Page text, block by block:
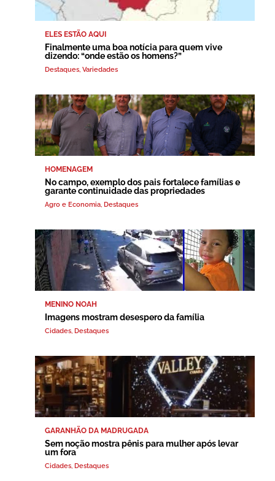
ELES ESTÃO AQUI
Finalmente uma boa notícia para quem vive
dizendo: “onde estão os homens?”
Destaques Variedades
HOMENAGEM
No campo, exemplo dos pais fortalece famílias e
garante continuidade das propriedades
Agro e Economia Destaques
MENINO NOAH
Imagens mostram desespero da família
Cidades Destaques
GARANHÃO DA MADRUGADA
Sem noção mostra pênis para mulher após levar
um fora
Cidades Destaques